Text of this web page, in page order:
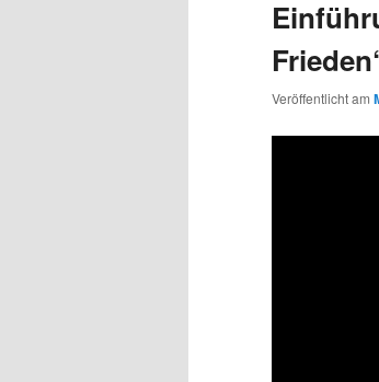
Veröffentlicht am